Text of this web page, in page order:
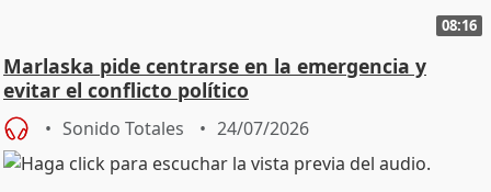
08:16
Marlaska pide centrarse en la emergencia y
evitar el conflicto político
Sonido Totales 24/07/2026